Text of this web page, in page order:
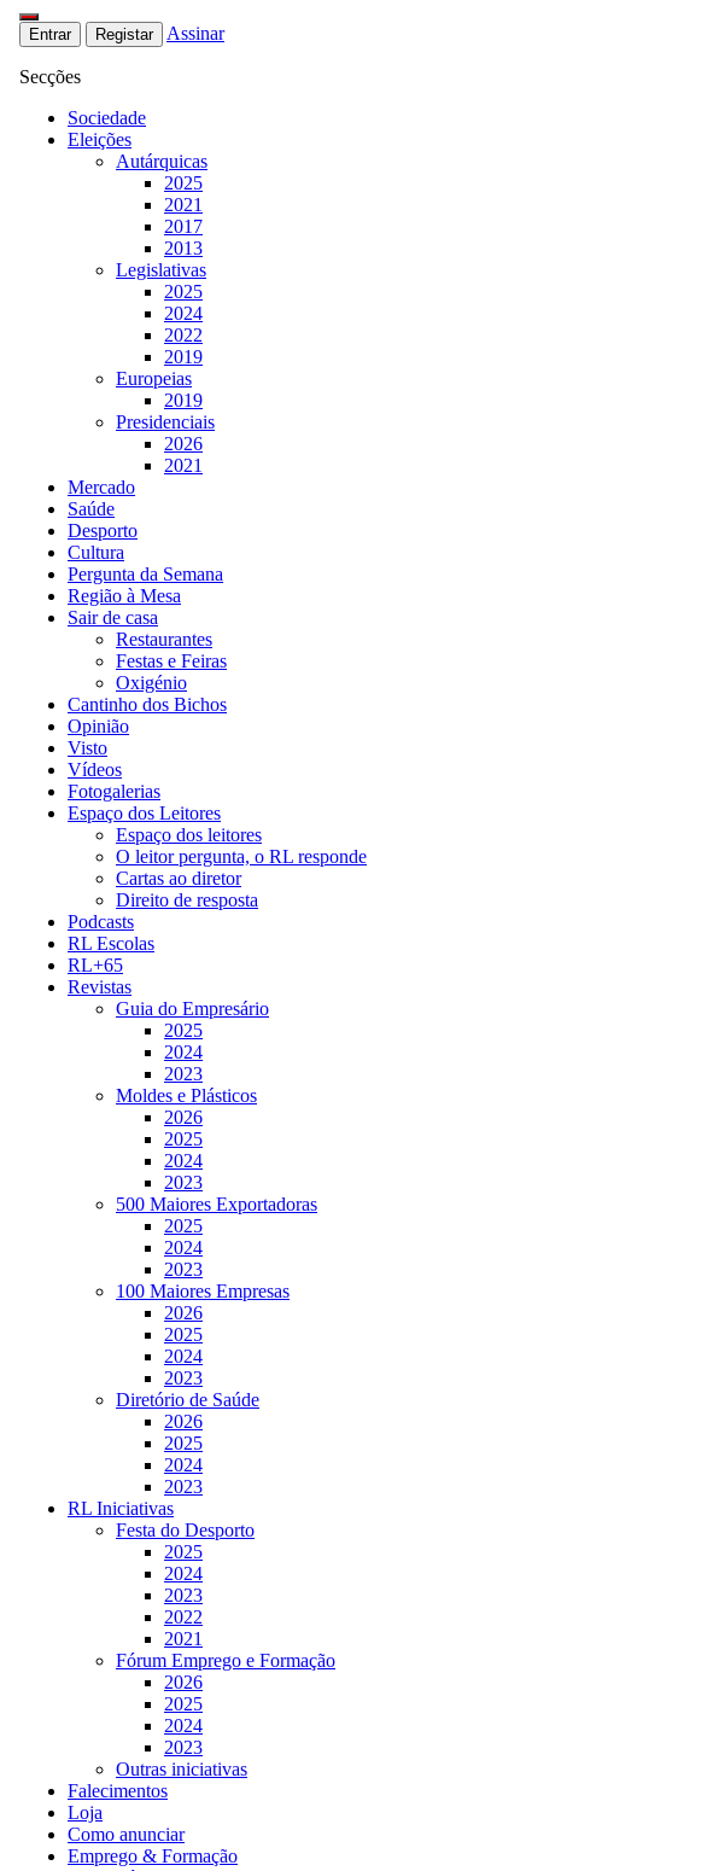
Entrar Registar Assinar
Secções
Sociedade
Eleições
Autárquicas
2025
2021
2017
2013
Legislativas
2025
2024
2022
2019
Europeias
2019
Presidenciais
2026
2021
Mercado
Saúde
Desporto
Cultura
Pergunta da Semana
Região à Mesa
Sair de casa
Restaurantes
Festas e Feiras
Oxigénio
Cantinho dos Bichos
Opinião
Visto
Vídeos
Fotogalerias
Espaço dos Leitores
Espaço dos leitores
O leitor pergunta, o RL responde
Cartas ao diretor
Direito de resposta
Podcasts
RL Escolas
RL+65
Revistas
Guia do Empresário
2025
2024
2023
Moldes e Plásticos
2026
2025
2024
2023
500 Maiores Exportadoras
2025
2024
2023
100 Maiores Empresas
2026
2025
2024
2023
Diretório de Saúde
2026
2025
2024
2023
RL Iniciativas
Festa do Desporto
2025
2024
2023
2022
2021
Fórum Emprego e Formação
2026
2025
2024
2023
Outras iniciativas
Falecimentos
Loja
Como anunciar
Emprego & Formação